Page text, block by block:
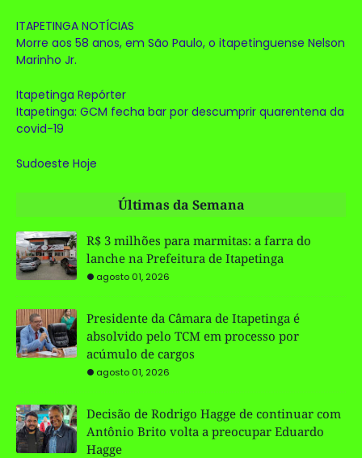
ITAPETINGA NOTÍCIAS
Morre aos 58 anos, em São Paulo, o itapetinguense Nelson
Marinho Jr.
Itapetinga Repórter
Itapetinga: GCM fecha bar por descumprir quarentena da
covid-19
Sudoeste Hoje
Últimas da Semana
R$ 3 milhões para marmitas: a farra do
lanche na Prefeitura de Itapetinga
agosto 01, 2026
Presidente da Câmara de Itapetinga é
absolvido pelo TCM em processo por
acúmulo de cargos
agosto 01, 2026
Decisão de Rodrigo Hagge de continuar com
Antônio Brito volta a preocupar Eduardo
Hagge